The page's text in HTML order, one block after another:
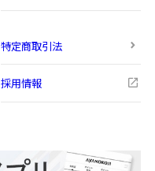
特定商取引法
採用情報